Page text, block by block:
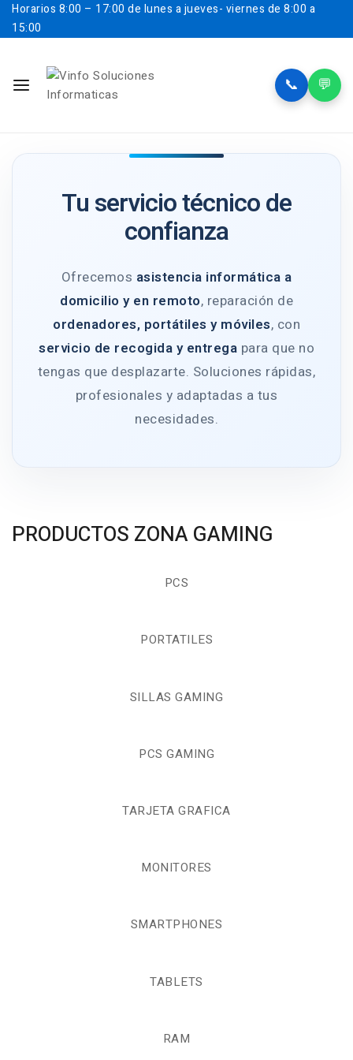
Horarios 8:00 – 17:00 de lunes a jueves- viernes de 8:00 a
15:00
📞 💬
Tu servicio técnico de
confianza
Ofrecemos asistencia informática a
domicilio y en remoto, reparación de
ordenadores, portátiles y móviles, con
servicio de recogida y entrega para que no
tengas que desplazarte. Soluciones rápidas,
profesionales y adaptadas a tus
necesidades.
PRODUCTOS ZONA GAMING
PCS
PORTATILES
SILLAS GAMING
PCS GAMING
TARJETA GRAFICA
MONITORES
SMARTPHONES
TABLETS
RAM